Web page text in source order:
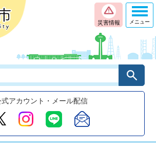
災害情報
式アカウント・メール配信
メニュー